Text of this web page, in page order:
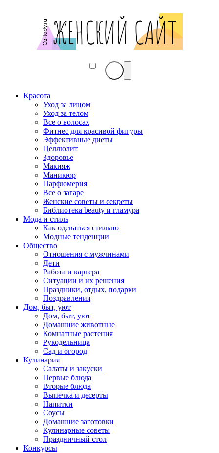
Красота
Уход за лицом
Уход за телом
Все о волосах
Фитнес для красивой фигуры
Эффективные диеты
Целлюлит
Здоровье
Макияж
Маникюр
Парфюмерия
Все о загаре
Женские советы и секреты
Библиотека beauty и гламура
Мода и стиль
Как одеваться стильно
Модные тенденции
Общество
Отношения с мужчинами
Дети
Работа и карьера
Ситуации и их решения
Праздники, отдых, подарки
Поздравления
Дом, быт, уют
Дом, быт, уют
Домашние животные
Комнатные растения
Рукодельница
Сад и огород
Кулинария
Салаты и закуски
Первые блюда
Вторые блюда
Выпечка и десерты
Напитки
Соусы
Домашние заготовки
Кулинарные советы
Праздничный стол
Конкурсы